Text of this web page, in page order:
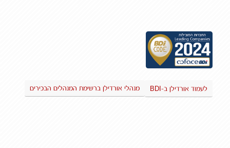
לעמוד אורדילן ב-BDI מנהלי אורדילן ברשימת המנהלים הבכירים